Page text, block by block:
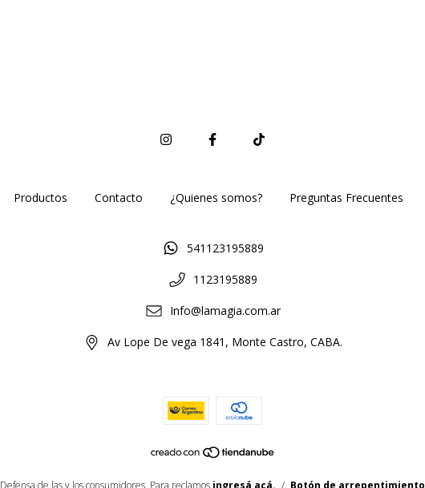
Productos Contacto ¿Quienes somos? Preguntas Frecuentes
541123195889
1123195889
Info@lamagia.com.ar
Av Lope De vega 1841, Monte Castro, CABA.